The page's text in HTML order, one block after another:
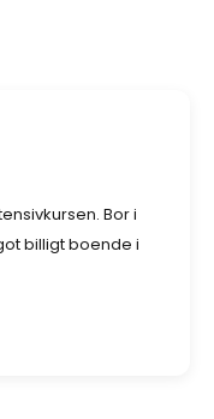
Bor i
billigt boende i